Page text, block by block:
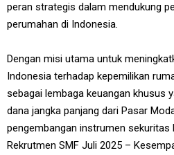
peran strategis dalam mendukung
perumahan di Indonesia.
Dengan misi utama untuk
Indonesia terhadap kepemilikan
sebagai lembaga keuangan khusus
dana jangka panjang dari Pasar
pengembangan instrumen sekuritas
Rekrutmen SMF Juli 2025 –